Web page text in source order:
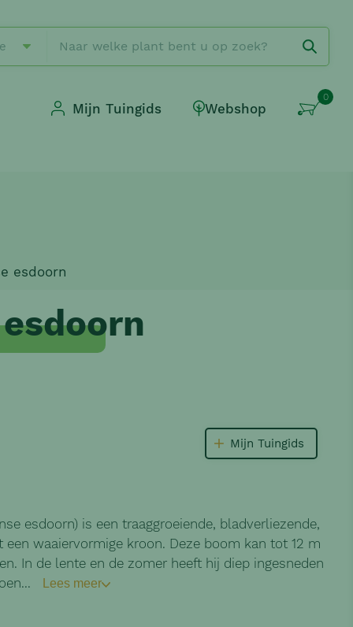
0
Webshop
Mijn Tuingids
esdoorn
Mijn Tuingids
esdoorn) is een traaggroeiende, bladverliezende,
waaiervormige kroon. Deze boom kan tot 12 m
In de lente en de zomer heeft hij diep ingesneden
Lees meer